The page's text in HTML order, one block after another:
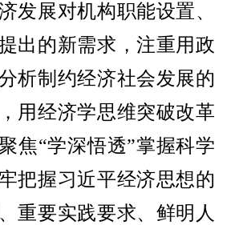
发展对机构职能设置、
出的新需求，注重用政
析制约经济社会发展的
用经济学思维突破改革
焦“学深悟透”掌握科学
把握习近平经济思想的
重要实践要求、鲜明人